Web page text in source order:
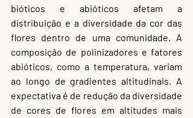
bióticos e abióticos afetam a
distribuição e a diversidade da cor das
flores dentro de uma comunidade. A
composição de polinizadores e fatores
abióticos, como a temperatura, variam
ao longo de gradientes altitudinais. A
expectativa é de redução da diversidade
de cores de flores em altitudes mais